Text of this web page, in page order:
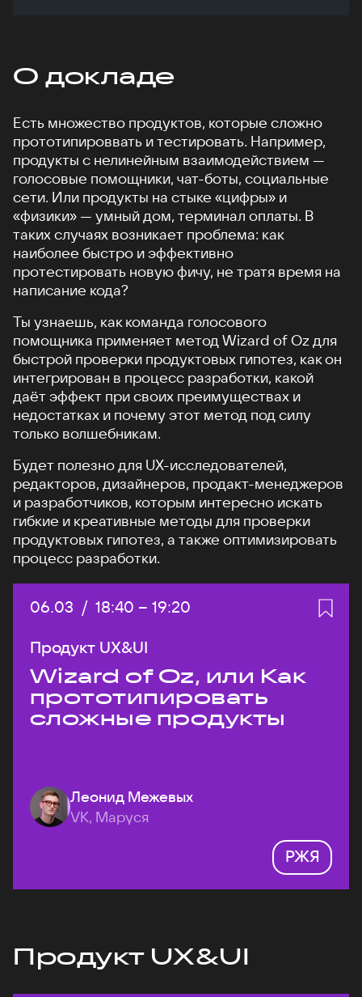
О докладе
Есть множество продуктов, которые сложно
прототипироввать и тестировать. Например,
продукты с нелинейным взаимодействием —
голосовые помощники, чат-боты, социальные
сети. Или продукты на стыке «цифры» и
«физики» — умный дом, терминал оплаты. В
таких случаях возникает проблема: как
наиболее быстро и эффективно
протестировать новую фичу, не тратя время на
написание кода?
Ты узнаешь, как команда голосового
помощника применяет метод Wizard of Oz для
быстрой проверки продуктовых гипотез, как он
интегрирован в процесс разработки, какой
даёт эффект при своих преимуществах и
недостатках и почему этот метод под силу
только волшебникам.
Будет полезно для UX-исследователей,
редакторов, дизайнеров, продакт-менеджеров
и разработчиков, которым интересно искать
гибкие и креативные методы для проверки
продуктовых гипотез, а также оптимизировать
процесс разработки.
Дата:
06.03 / Начало:
18:40 – Конец:
19:20
Продукт UX&UI
Wizard of Oz, или Как
прототипировать
сложные продукты
Леонид Межевых
VK, Маруся
РЖЯ
Продукт UX&UI